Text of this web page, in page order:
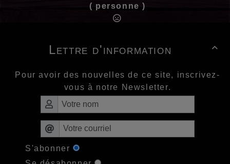
( personne )

Lettre d'information
Pour avoir des nouvelles de ce site, inscrivez-
vous à notre Newsletter.
S'abonner